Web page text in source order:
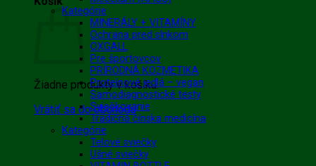
Žiadne produkty v košíku.
Vrátiť sa do obchodu
Kategórie
MINERÁLY + VITAMÍNY
Ochrana pred slnkom
OXGALL
Pre športovcov
PRÍRODNÁ KOZMETIKA
Proteínové jedlá – vegan
Samodiagnostické testy
Sviečkovanie
Tradičná čínska medicína
Kategórie
Telové sviečky
Ušné sviečky